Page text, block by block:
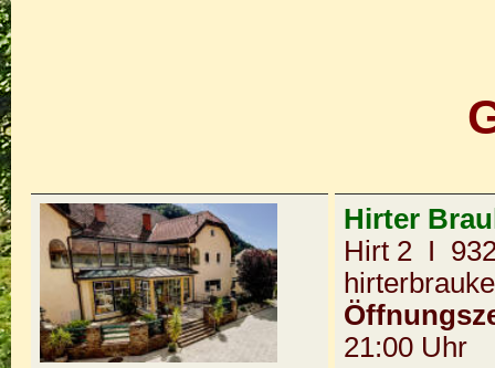
Hirter
Hirt 2 I
21:00 Uhr